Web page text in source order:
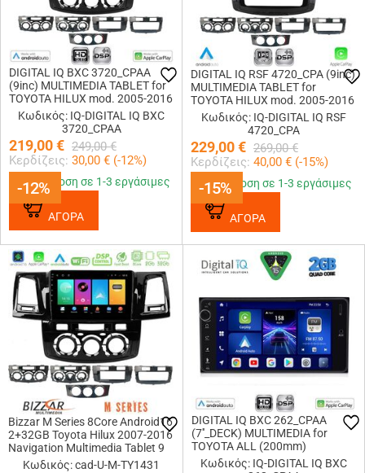
-12%
DIGITAL IQ BXC 3720_CPAA
(9inc) MULTIMEDIA TABLET for
TOYOTA HILUX mod. 2005-2016
Κωδικός: IQ-DIGITAL IQ BXC
3720_CPAA
219,00€ 249,00 €
Κερδίζεις: 30,00 € (-12%)
-12%
Παράδοση σε 1-3 εργάσιμες
ΑΓΟΡΑ
-15%
DIGITAL IQ RSF 4720_CPA (9inc)
MULTIMEDIA TABLET for
TOYOTA HILUX mod. 2005-2016
Κωδικός: IQ-DIGITAL IQ RSF
4720_CPA
229,00€ 269,00 €
Κερδίζεις: 40,00 € (-15%)
-15%
Παράδοση σε 1-3 εργάσιμες
ΑΓΟΡΑ
Bizzar M Series 8Core Android16
2+32GB Toyota Hilux 2007-2016
Navigation Multimedia Tablet 9
Κωδικός: cad-U-M-TY1431
DIGITAL IQ BXC 262_CPAA
(7''_DECK) MULTIMEDIA for
TOYOTA ALL (200mm)
Κωδικός: IQ-DIGITAL IQ BXC